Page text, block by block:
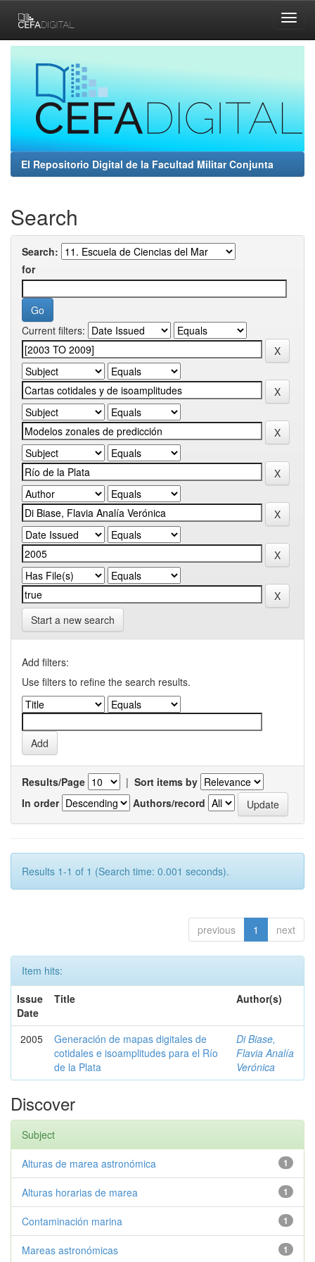
navigation
El Repositorio Digital de la Facultad Militar Conjunta
Search
Search:
for
Current filters:
Start a new search
Add filters:
Use filters to refine the search results.
Results/Page | Sort items by
In order
Authors/record
Results 1-1 of 1 (Search time: 0.001 seconds).
previous 1 next
Item hits:
Issue
Date
Title Author(s)
2005
Generación de mapas digitales de
cotidales e isoamplitudes para el Río
de la Plata
Di Biase,
Flavia Analía
Verónica
Discover
Subject
1
Alturas de marea astronómica
1
Alturas horarias de marea
1
Contaminación marina
1
Mareas astronómicas